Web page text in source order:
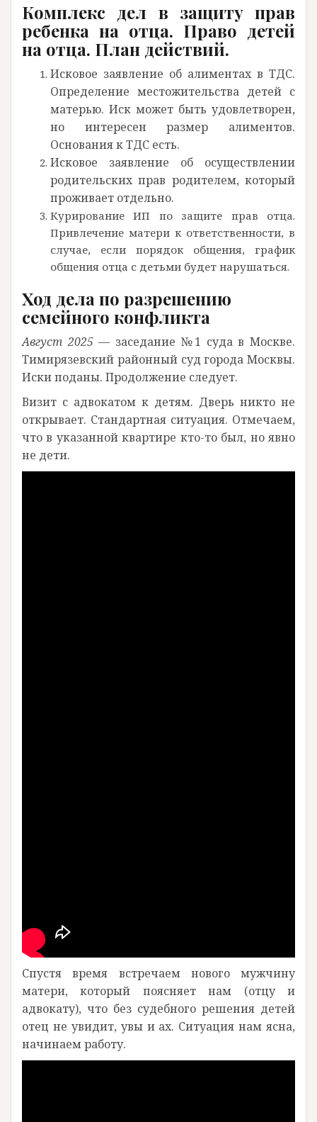
Комплекс дел в защиту прав
ребенка на отца. Право детей
на отца. План действий.
Исковое заявление об алиментах в ТДС.
Определение местожительства детей с
матерью. Иск может быть удовлетворен,
но интересен размер алиментов.
Основания к ТДС есть.
Исковое заявление об осуществлении
родительских прав родителем, который
проживает отдельно.
Курирование ИП по защите прав отца.
Привлечение матери к ответственности, в
случае, если порядок общения, график
общения отца с детьми будет нарушаться.
Ход дела по разрешению
семейного конфликта
Август 2025— заседание №1 суда в Москве.
Тимирязевский районный суд города Москвы.
Иски поданы. Продолжение следует.
Визит с адвокатом к детям. Дверь никто не
открывает. Стандартная ситуация. Отмечаем,
что в указанной квартире кто-то был, но явно
не дети.
Спустя время встречаем нового мужчину
матери, который поясняет нам (отцу и
адвокату), что без судебного решения детей
отец не увидит, увы и ах. Ситуация нам ясна,
начинаем работу.